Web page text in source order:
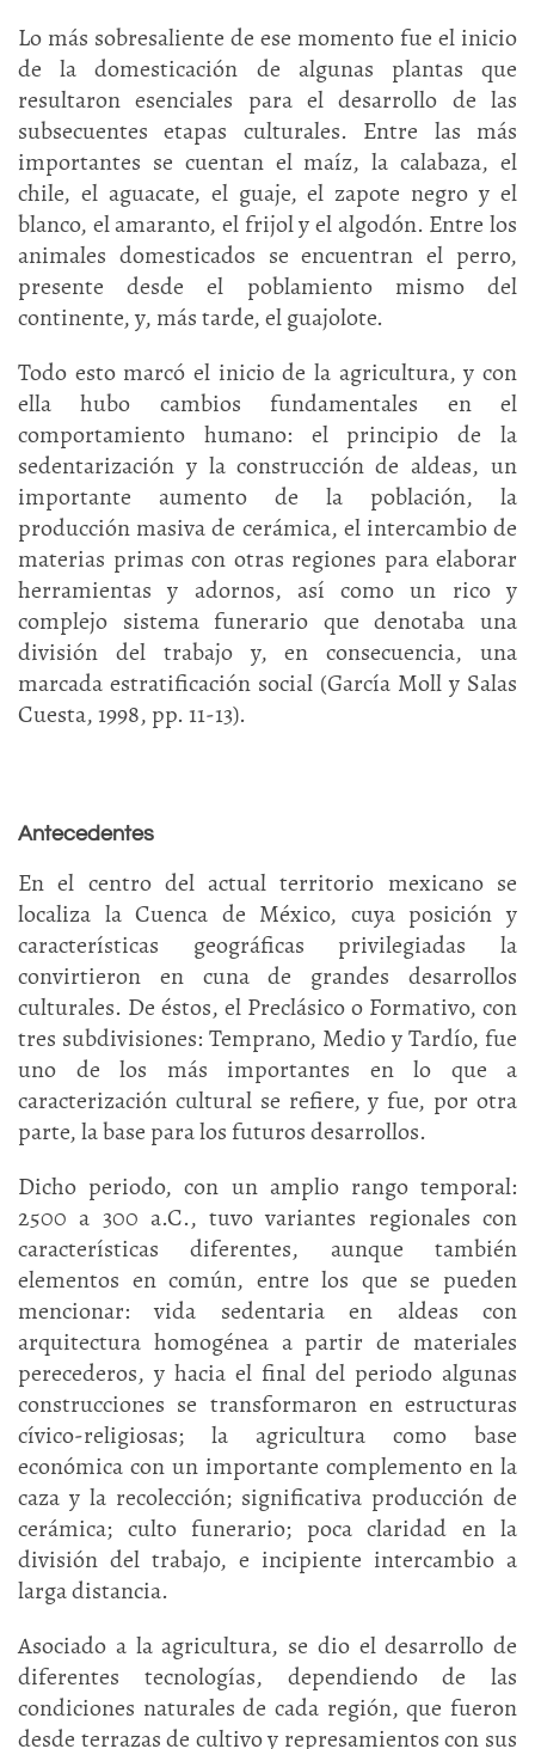
Lo más sobresaliente de ese momento fue el inicio
de la domesticación de algunas plantas que
resultaron esenciales para el desarrollo de las
subsecuentes etapas culturales. Entre las más
importantes se cuentan el maíz, la calabaza, el
chile, el aguacate, el guaje, el zapote negro y el
blanco, el amaranto, el frijol y el algodón. Entre los
animales domesticados se encuentran el perro,
presente desde el poblamiento mismo del
continente, y, más tarde, el guajolote.
Todo esto marcó el inicio de la agricultura, y con
ella hubo cambios fundamentales en el
comportamiento humano: el principio de la
sedentarización y la construcción de aldeas, un
importante aumento de la población, la
producción masiva de cerámica, el intercambio de
materias primas con otras regiones para elaborar
herramientas y adornos, así como un rico y
complejo sistema funerario que denotaba una
división del trabajo y, en consecuencia, una
marcada estratificación social (García Moll y Salas
Cuesta, 1998, pp. 11-13).
Antecedentes
En el centro del actual territorio mexicano se
localiza la Cuenca de México, cuya posición y
características geográficas privilegiadas la
convirtieron en cuna de grandes desarrollos
culturales. De éstos, el Preclásico o Formativo, con
tres subdivisiones: Temprano, Medio y Tardío, fue
uno de los más importantes en lo que a
caracterización cultural se refiere, y fue, por otra
parte, la base para los futuros desarrollos.
Dicho periodo, con un amplio rango temporal:
2500 a 300 a.C., tuvo variantes regionales con
características diferentes, aunque también
elementos en común, entre los que se pueden
mencionar: vida sedentaria en aldeas con
arquitectura homogénea a partir de materiales
perecederos, y hacia el final del periodo algunas
construcciones se transformaron en estructuras
cívico-religiosas; la agricultura como base
económica con un importante complemento en la
caza y la recolección; significativa producción de
cerámica; culto funerario; poca claridad en la
división del trabajo, e incipiente intercambio a
larga distancia.
Asociado a la agricultura, se dio el desarrollo de
diferentes tecnologías, dependiendo de las
condiciones naturales de cada región, que fueron
desde terrazas de cultivo y represamientos con sus